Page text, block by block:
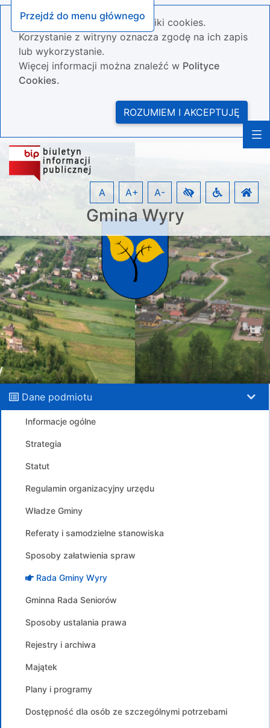
Przejdź do menu głównego
Nasza strona wykorzystuje pliki cookies.
Korzystanie z witryny oznacza zgodę na ich zapis
lub wykorzystanie.
Więcej informacji można znaleźć w Polityce
Cookies.
ROZUMIEM I AKCEPTUJĘ
Gmina Wyry
A A+ A-
Dane podmiotu
Informacje ogólne
Strategia
Statut
Regulamin organizacyjny urzędu
Władze Gminy
Referaty i samodzielne stanowiska
Sposoby załatwienia spraw
Rada Gminy Wyry
Gminna Rada Seniorów
Sposoby ustalania prawa
Rejestry i archiwa
Majątek
Plany i programy
Dostępność dla osób ze szczególnymi potrzebami